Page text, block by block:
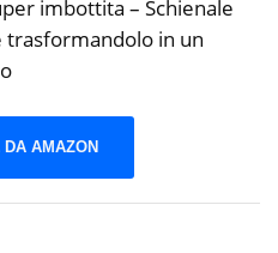
imbottita – Schienale
trasformandolo in un
AMAZON